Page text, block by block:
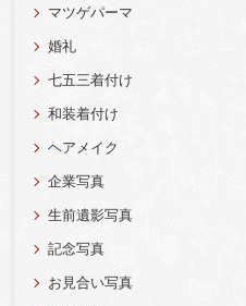
マツゲパーマ
婚礼
七五三着付け
和装着付け
ヘアメイク
企業写真
生前遺影写真
記念写真
お見合い写真